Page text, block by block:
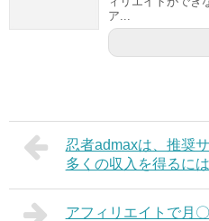
ア...
忍者admaxは、推奨
多くの収入を得るには
アフィリエイトで月〇